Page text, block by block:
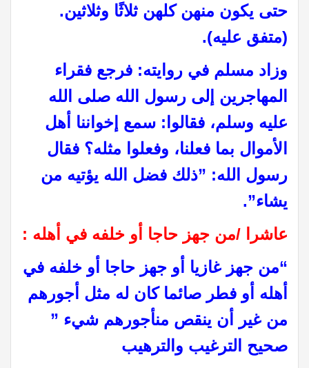
حتى يكون منهن كلهن ثلاثًا وثلاثين‏.‏
‏‏‏(‏متفق عليه‏‏‏)‏‏.‏
وزاد مسلم في روايته‏:‏ فرجع فقراء
المهاجرين إلى رسول الله صلى الله
عليه وسلم، فقالوا‏:‏ سمع إخواننا أهل
الأموال بما فعلنا، وفعلوا مثله‏؟‏ فقال
رسول الله‏:‏ ‏”‏ذلك فضل الله يؤتيه من
يشاء‏”‏‏.‏
عاشرا /من جھز حاجا أو خلفه في أھله :
“من جھز غازیا أو جھز حاجا أو خلفه في
أھله أو فطر صائما كان له مثل أجورھم
من غیر أن ینقص منأجورھم شيء ”
صحیح الترغیب والترھیب